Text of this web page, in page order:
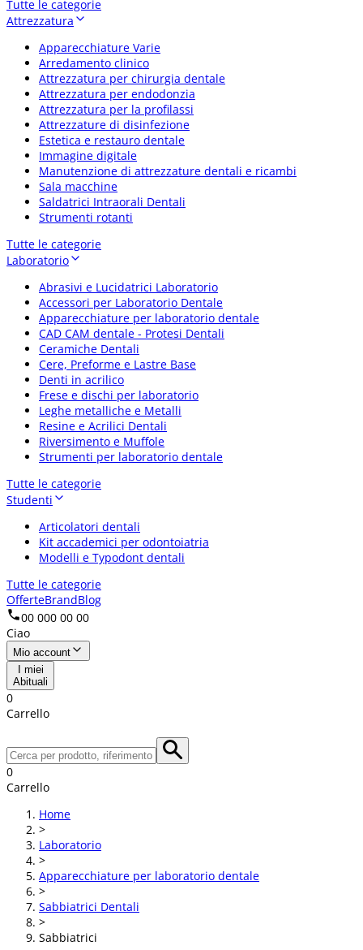
Tutte le categorie
Attrezzatura
Apparecchiature Varie
Arredamento clinico
Attrezzatura per chirurgia dentale
Attrezzatura per endodonzia
Attrezzatura per la profilassi
Attrezzature di disinfezione
Estetica e restauro dentale
Immagine digitale
Manutenzione di attrezzature dentali e ricambi
Sala macchine
Saldatrici Intraorali Dentali
Strumenti rotanti
Tutte le categorie
Laboratorio
Abrasivi e Lucidatrici Laboratorio
Accessori per Laboratorio Dentale
Apparecchiature per laboratorio dentale
CAD CAM dentale - Protesi Dentali
Ceramiche Dentali
Cere, Preforme e Lastre Base
Denti in acrilico
Frese e dischi per laboratorio
Leghe metalliche e Metalli
Resine e Acrilici Dentali
Riversimento e Muffole
Strumenti per laboratorio dentale
Tutte le categorie
Studenti
Articolatori dentali
Kit accademici per odontoiatria
Modelli e Typodont dentali
Tutte le categorie
OfferteBrandBlog
00 000 00 00
Ciao
Mio account
I miei
Abituali
0
Carrello
0
Carrello
Home
>
Laboratorio
>
Apparecchiature per laboratorio dentale
>
Sabbiatrici Dentali
>
Sabbiatrici